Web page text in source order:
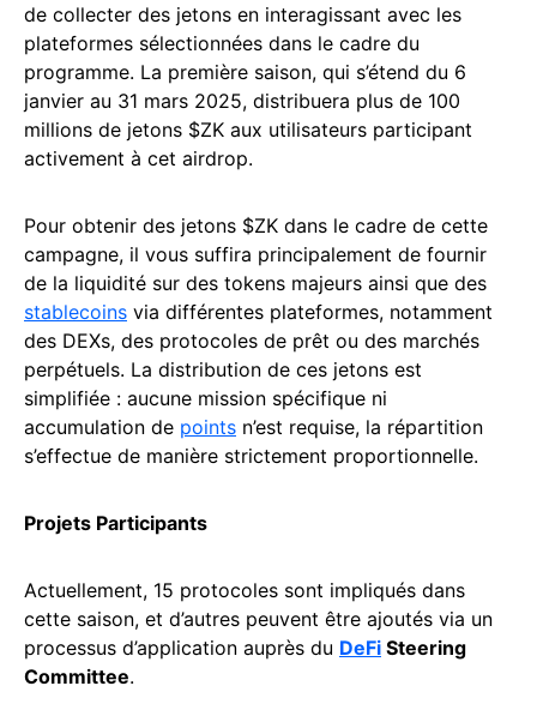
de collecter des jetons en interagissant avec les
plateformes sélectionnées dans le cadre du
programme. La première saison, qui s’étend du 6
janvier au 31 mars 2025, distribuera plus de 100
millions de jetons $ZK aux utilisateurs participant
activement à cet airdrop.
Pour obtenir des jetons $ZK dans le cadre de cette
campagne, il vous suffira principalement de fournir
de la liquidité sur des tokens majeurs ainsi que des
stablecoins via différentes plateformes, notamment
des DEXs, des protocoles de prêt ou des marchés
perpétuels. La distribution de ces jetons est
simplifiée : aucune mission spécifique ni
accumulation de points n’est requise, la répartition
s’effectue de manière strictement proportionnelle.
Projets Participants
Actuellement, 15 protocoles sont impliqués dans
cette saison, et d’autres peuvent être ajoutés via un
processus d’application auprès du DeFi Steering
Committee.